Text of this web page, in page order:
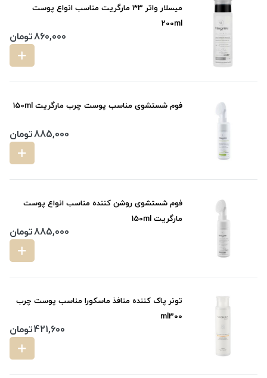
میسلار واتر 3*1 مارگریت مناسب انواع پوست
200ml
860,000تومان
فوم شستشوی مناسب پوست چرب مارگریت 150ml
885,000تومان
فوم شستشوی روشن کننده مناسب انواع پوست
مارگریت 150ml
885,000تومان
تونر پاک کننده منافذ ماسکورا مناسب پوست چرب
ml300
421,600تومان